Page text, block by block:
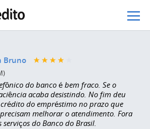
Bruno
do banco é bem fraco. Se o
acaba desistindo. No fim deu
do empréstimo no prazo que
melhorar o atendimento. Fora
serviços do Banco do Brasil.